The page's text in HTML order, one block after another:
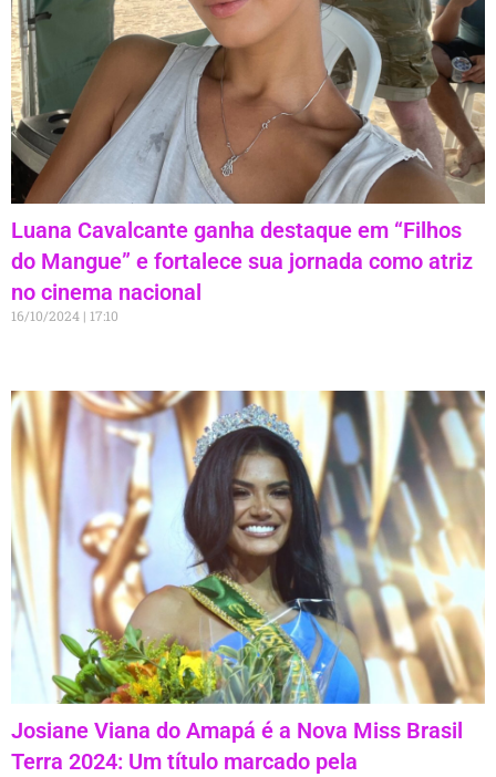
Luana Cavalcante ganha destaque em “Filhos
do Mangue” e fortalece sua jornada como atriz
no cinema nacional
16/10/2024 17:10
Josiane Viana do Amapá é a Nova Miss Brasil
Terra 2024: Um título marcado pela